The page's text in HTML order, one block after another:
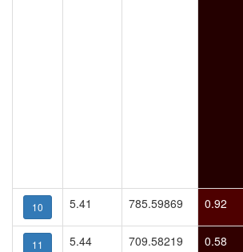
10 5.41 785.59869 0.92
11 5.44 709.58219 0.58